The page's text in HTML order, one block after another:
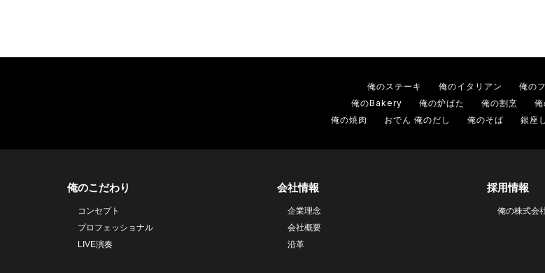
俺のステーキ 俺のイタリアン
俺の
俺のBakery
俺の炉ばた 俺の割烹
俺
俺の焼肉
おでん 俺のだし 俺のそば 銀座
俺のこだわり
コンセプト
プロフェッショナル
LIVE演奏
会社情報
企業理念
会社概要
沿革
採用情報
俺の株式会